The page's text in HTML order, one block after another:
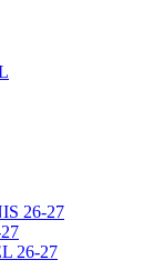
26-27
26-27